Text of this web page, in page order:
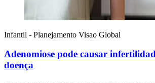
Infantil - Planejamento Visao Global
Adenomiose pode causar
doença